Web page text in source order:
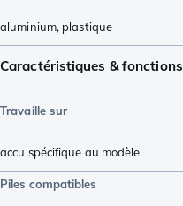
aluminium, plastique
Caractéristiques & fonctions
Travaille sur
accu spécifique au modèle
Piles compatibles